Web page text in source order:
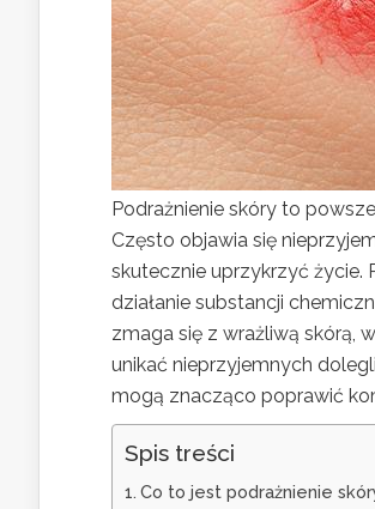
Podrażnienie skóry to
Często objawia się
skutecznie uprzykrzyć życie.
działanie substancji
zmaga się z wrażliwą skórą,
unikać nieprzyjemnych
mogą znacząco poprawić
Spis treści
Co to jest podrażnienie